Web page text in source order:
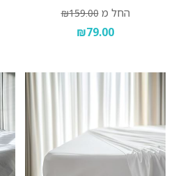
החל מ ₪159.00
₪79.00